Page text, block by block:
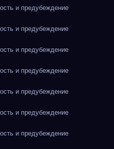
и предубеждение
и предубеждение
и предубеждение
и предубеждение
и предубеждение
и предубеждение
и предубеждение